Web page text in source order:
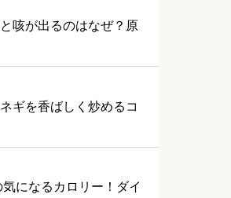
咳が出るのはなぜ？原
ギを香ばしく炒めるコ
になるカロリー！ダイ